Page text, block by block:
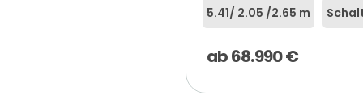
5.41/ 2.05 /2.65 m
ab68.990€